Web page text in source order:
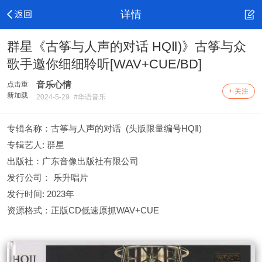
详情
群星《古筝与人声的对话 HQⅡ)》古筝与众
歌手邀你细细聆听[WAV+CUE/BD]
点击重
新加载
音乐心情
2024-5-29 #华语音乐
+ 关注
专辑名称：古筝与人声的对话 (头版限量编号HQⅡ)
专辑艺人: 群星
出版社：广东音像出版社有限公司
发行公司： 乐升唱片
发行时间: 2023年
资源格式：正版CD低速原抓WAV+CUE